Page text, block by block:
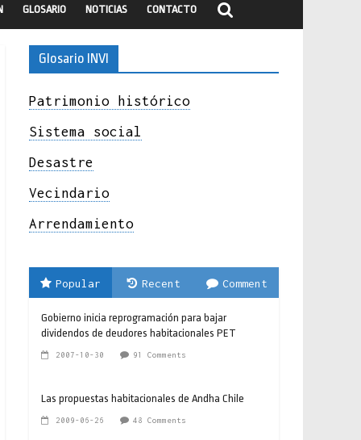
GLOSARIO NOTICIAS CONTACTO
Glosario INVI
Patrimonio histórico
Sistema social
Desastre
Vecindario
Arrendamiento
Popular Recent Comment
Gobierno inicia reprogramación para bajar
dividendos de deudores habitacionales PET
2007-10-30 91 Comments
Las propuestas habitacionales de Andha Chile
2009-06-26 48 Comments